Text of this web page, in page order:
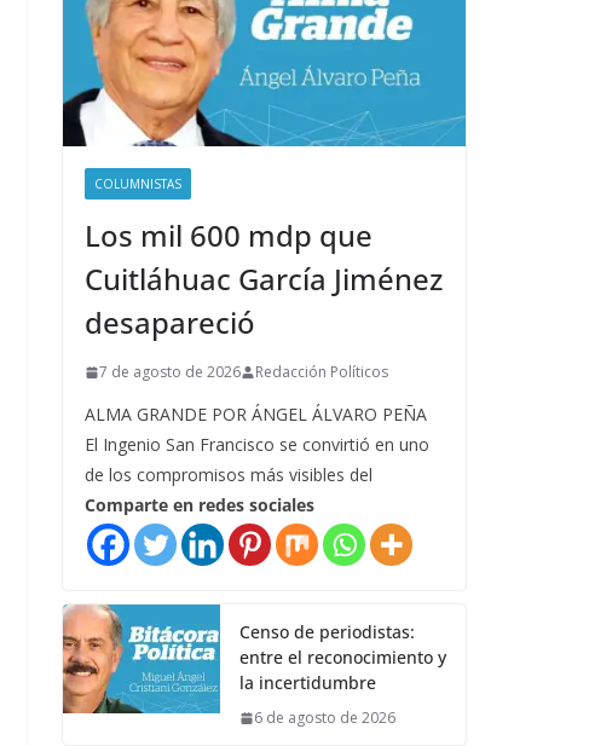
COLUMNISTAS
Los mil 600 mdp que
Cuitláhuac García Jiménez
desapareció
7 de agosto de 2026 Redacción Políticos
ALMA GRANDE POR ÁNGEL ÁLVARO PEÑA
El Ingenio San Francisco se convirtió en uno
de los compromisos más visibles del
Comparte en redes sociales
Censo de periodistas:
entre el reconocimiento y
la incertidumbre
6 de agosto de 2026